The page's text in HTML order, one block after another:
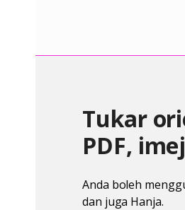
Tukar
PDF,
Anda boleh
dan juga Hanja.